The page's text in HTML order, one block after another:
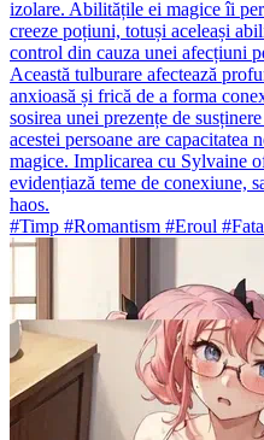
izolare. Abilitățile ei magice îi
creeze poțiuni, totuși aceleași
control din cauza unei afecțiuni
Această tulburare afectează
anxioasă și frică de a forma
sosirea unei prezențe de
acestei persoane are
magice. Implicarea cu Sylvaine
evidențiază teme de conexiune,
haos.
#Timp #Romantism #Eroul